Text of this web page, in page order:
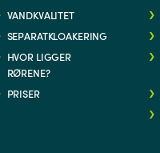
VANDKVALITET
SEPARATKLOAKERING
HVOR LIGGER
RØRENE?
PRISER